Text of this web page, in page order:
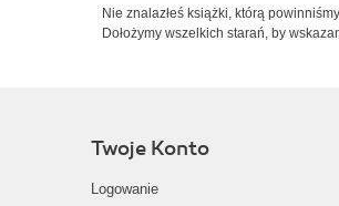
Nie znalazłeś książki, którą
Dołożymy wszelkich starań, by
Twoje Konto
Logowanie